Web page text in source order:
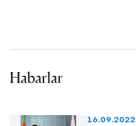
Habarlar
16.09.2022